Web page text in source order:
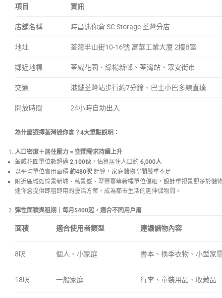
項目 資訊
店舖名稱 時昌迷你倉 SC Storage 荃灣分店
地址 荃灣半山街10-16號 富華工業大廈 2樓B室
鄰近地標 荃威花園、綠楊新邨、荃灣站、眾安街市
交通 港鐵荃灣站步行約7分鐘、巴士小巴多線直達
開放時間 24小時自助出入
為什麼選擇荃灣迷你倉？4大重點說明：
人口密度＋居住壓力 = 空間需求持續上升
荃威花園單位數超過 2,100伙 ，估算居住人口約 6,000人
以平均單位實用面積 約480呎 計算，家庭儲物空間嚴重不足
附近區域如愉景新城、萬景峯、翠豐臺等新樓單位偏細，設計重視景觀多於儲
迷你倉提供即租即用的靈活方案，成為都市生活的延伸儲物間。
彈性面積與租期｜每月$400起，適合不同用戶層
面積 適合使用者類型 建議儲物內容
8呎 個人、小家庭 書本、換季衣物、小型家
18呎 一般家庭 行李、童裝用品、收藏品